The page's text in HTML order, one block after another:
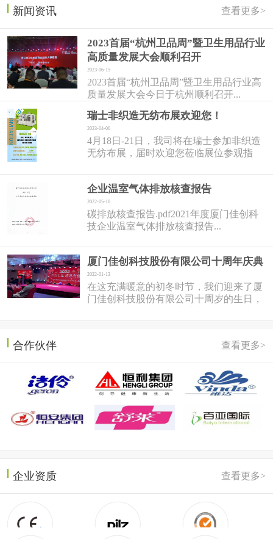
新闻资讯 查看更多>
2023首届“杭州卫品周”暨卫生用品行业
高质量发展大会顺利召开
2023-06-15
2023首届“杭州卫品周”暨卫生用品行业高
质量发展大会今日于杭州顺利召开...
瑞士非织造无纺布展欢迎您！
2023-04-06
4月18日-21日，我司将在瑞士参加非织造
无纺布展，届时欢迎您莅临展位参观指
企业温室气体排放核查报告
2022-05-10
碳排放核查报告.pdf2021年度厦门佳创科
技企业温室气体排放核查报告...
厦门佳创科技股份有限公司十周年庆典
2022-01-13
在这充满暖意的初冬时节，我们迎来了厦
门佳创科技股份有限公司十周岁的生日，
重召开。岱总回想十年前，佳...
合作伙伴 查看更多>
企业资质 查看更多>